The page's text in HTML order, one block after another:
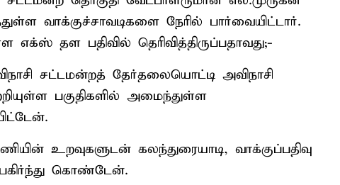
வாக்குச்சாவடிகளை நேரில் பார்வையிட்டார்.
தள பதிவில் தெரிவித்திருப்பதாவது;-
சட்டமன்றத் தேர்தலையொட்டி அவிநாசி
பகுதிகளில் அமைந்துள்ள
உறவுகளுடன் கலந்துரையாடி, வாக்குப்பதிவு
கொண்டேன்.